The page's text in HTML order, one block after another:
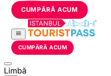
CUMPĂRĂ ACUM
CUMPĂRĂ ACUM
Limbă